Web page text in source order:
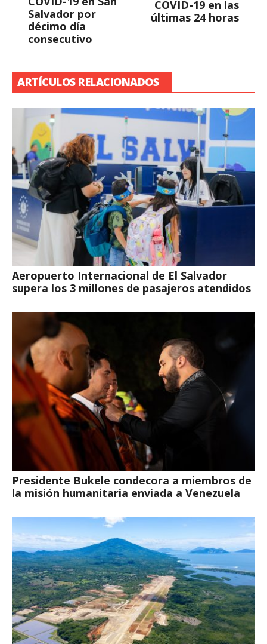
Salvador por
décimo día
consecutivo
COVID-19 en las
últimas 24 horas
ARTÍCULOS RELACIONADOS
Aeropuerto Internacional de El Salvador
supera los 3 millones de pasajeros atendidos
Presidente Bukele condecora a miembros de
la misión humanitaria enviada a Venezuela